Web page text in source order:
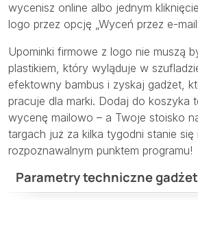
wycenisz online albo jednym
logo przez opcję „Wyceń przez e-
Upominki firmowe z logo nie muszą
plastikiem, który wyląduje w
efektowny bambus i zyskaj gadżet,
pracuje dla marki. Dodaj do koszyka
wycenę mailowo – a Twoje stoisko
targach już za kilka tygodni stanie
rozpoznawalnym punktem programu!
Parametry techniczne